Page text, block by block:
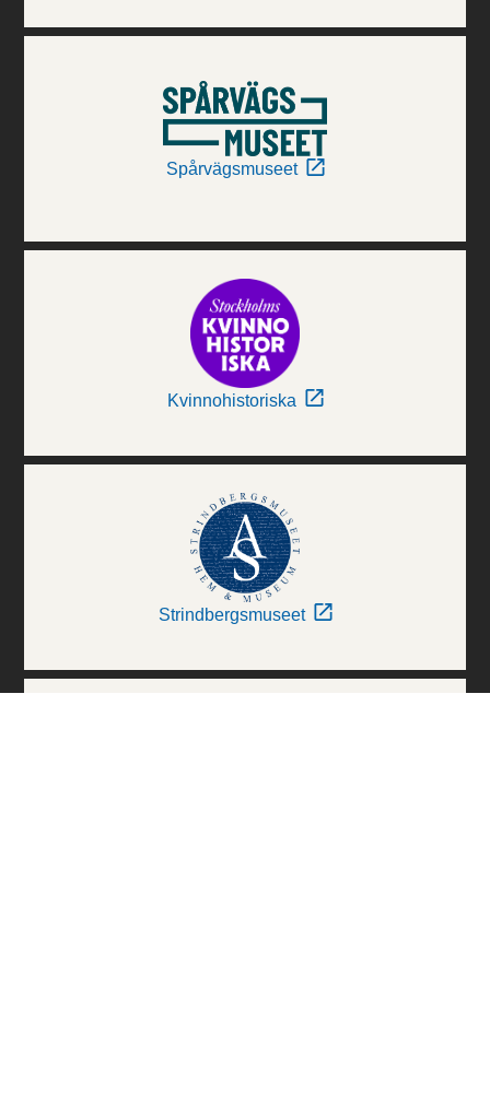
Spårvägsmuseet
Kvinnohistoriska
Strindbergsmuseet